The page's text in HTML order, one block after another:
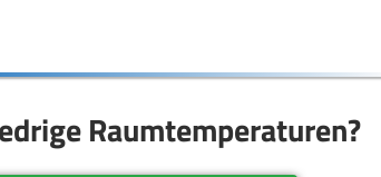
Raumtemperaturen?